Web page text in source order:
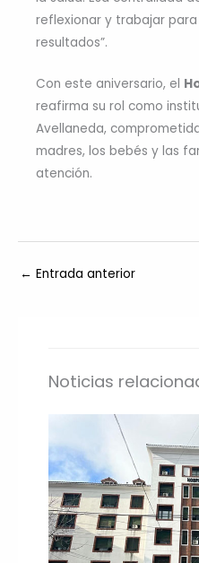
reflexionar y trabajar
resultados”.
Con este aniversario, el
reafirma su rol como
Avellaneda,
madres, los bebés y las
atención.
← Entrada anterior
Noticias